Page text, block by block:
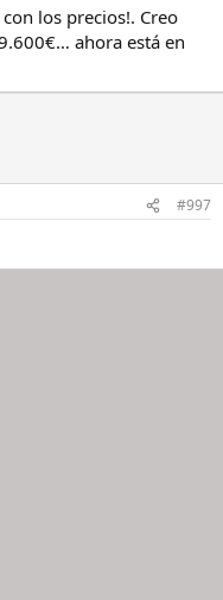
los precios!. Creo
ahora está en
#997